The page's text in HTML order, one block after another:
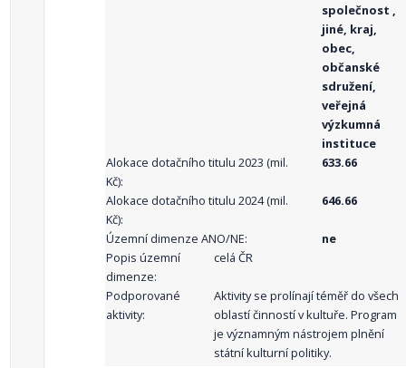
společnost ,
jiné, kraj,
obec,
občanské
sdružení,
veřejná
výzkumná
instituce
Alokace dotačního titulu 2023 (mil.
Kč):
633.66
Alokace dotačního titulu 2024 (mil.
Kč):
646.66
Územní dimenze ANO/NE:
ne
Popis územní
dimenze:
celá ČR
Podporované
aktivity:
Aktivity se prolínají téměř do všech
oblastí činností v kultuře. Program
je významným nástrojem plnění
státní kulturní politiky.